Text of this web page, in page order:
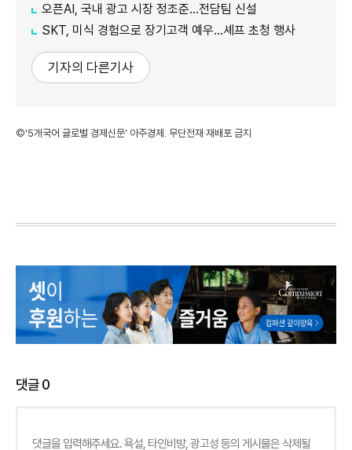
오픈AI, 국내 광고 시장 정조준…전담팀 신설
SKT, 미식 경험으로 장기고객 예우…셰프 초청 행사
기자의 다른기사
©'5개국어 글로벌 경제신문' 아주경제. 무단전재·재배포 금지
댓글0